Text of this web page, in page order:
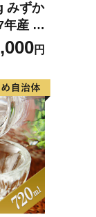
みずか
産 滋
時短
円